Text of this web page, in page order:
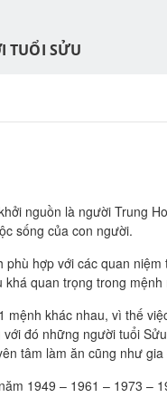
TUỔI SỬU
nguồn là người Trung
sống của con người.
hợp với các quan
quan trọng trong mệnh
khác nhau, vì thế
đó những người tuổi
tâm làm ăn cũng như
1949 – 1961 – 1973 –